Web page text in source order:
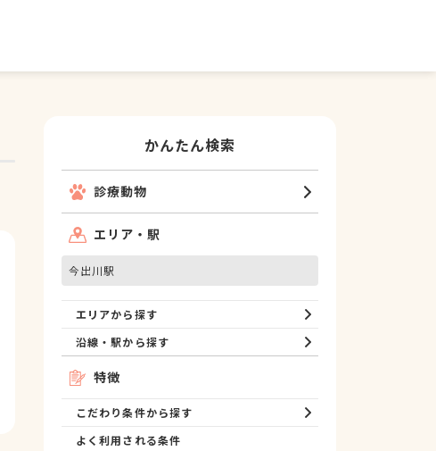
かんたん検索
診療動物
エリア・駅
今出川駅
エリアから探す
沿線・駅から探す
特徴
こだわり条件から探す
よく利用される条件